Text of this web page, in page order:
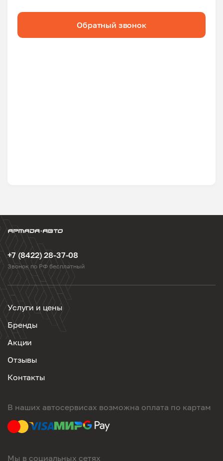
Обратный звонок
+7 (8422) 28-37-08
Звонок по РФ бесплатный
Услуги и цены
Бренды
Акции
Отзывы
Контакты
В наших автосервисах возможна оплата по картам
Мы в социальных сетях